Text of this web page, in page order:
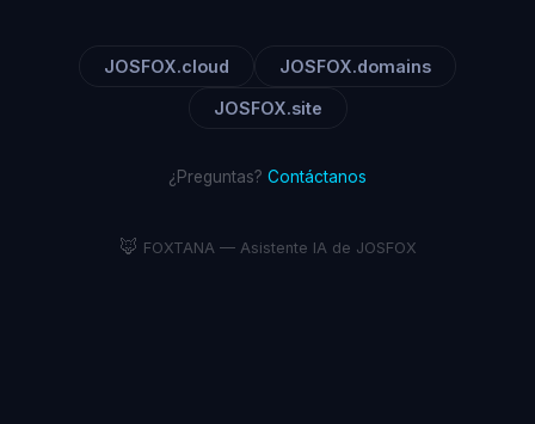
JOSFOX.cloud JOSFOX.domains
JOSFOX.site
¿Preguntas? Contáctanos
🦊 FOXTANA — Asistente IA de JOSFOX